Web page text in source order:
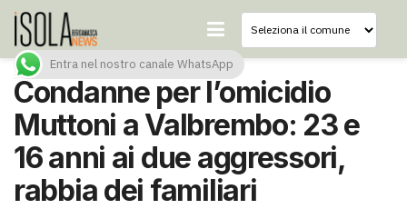
Condanne per l’omicidio
Muttoni a Valbrembo: 23 e
16 anni ai due aggressori,
rabbia dei familiari
Entra nel nostro canale WhatsApp